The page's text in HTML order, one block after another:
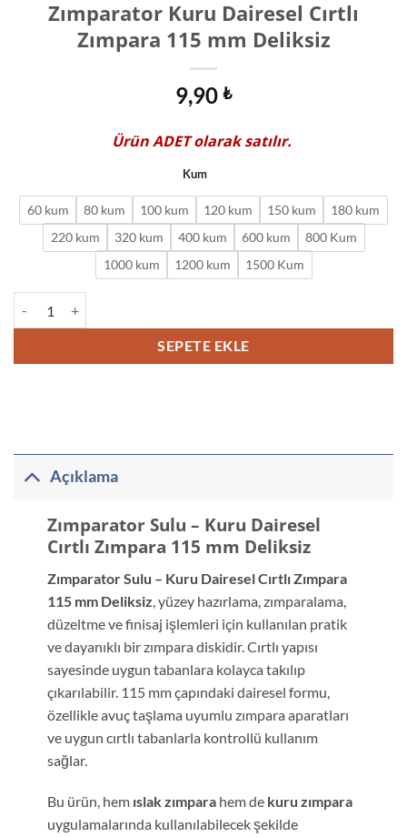
Zımparator Kuru Dairesel Cırtlı
Zımpara 115 mm Deliksiz
9,90 ₺
ÜrünADETolarak satılır.
Kum
60 kum 80 kum 100 kum 120 kum 150 kum
180 kum
220 kum
320 kum 400 kum 600 kum
800 Kum
1000 kum
1200 kum 1500 Kum
SEPETE EKLE
Açıklama
Zımparator Sulu – Kuru Dairesel
Cırtlı Zımpara 115 mm Deliksiz
Zımparator Sulu – Kuru Dairesel Cırtlı Zımpara
115 mm Deliksiz , yüzey hazırlama, zımparalama,
düzeltme ve finisaj işlemleri için kullanılan pratik
ve dayanıklı bir zımpara diskidir. Cırtlı yapısı
sayesinde uygun tabanlara kolayca takılıp
çıkarılabilir. 115 mm çapındaki dairesel formu,
özellikle avuç taşlama uyumlu zımpara aparatları
ve uygun cırtlı tabanlarla kontrollü kullanım
sağlar.
Bu ürün, hem ıslak zımparahem de kuru zımpara
uygulamalarında kullanılabilecek şekilde